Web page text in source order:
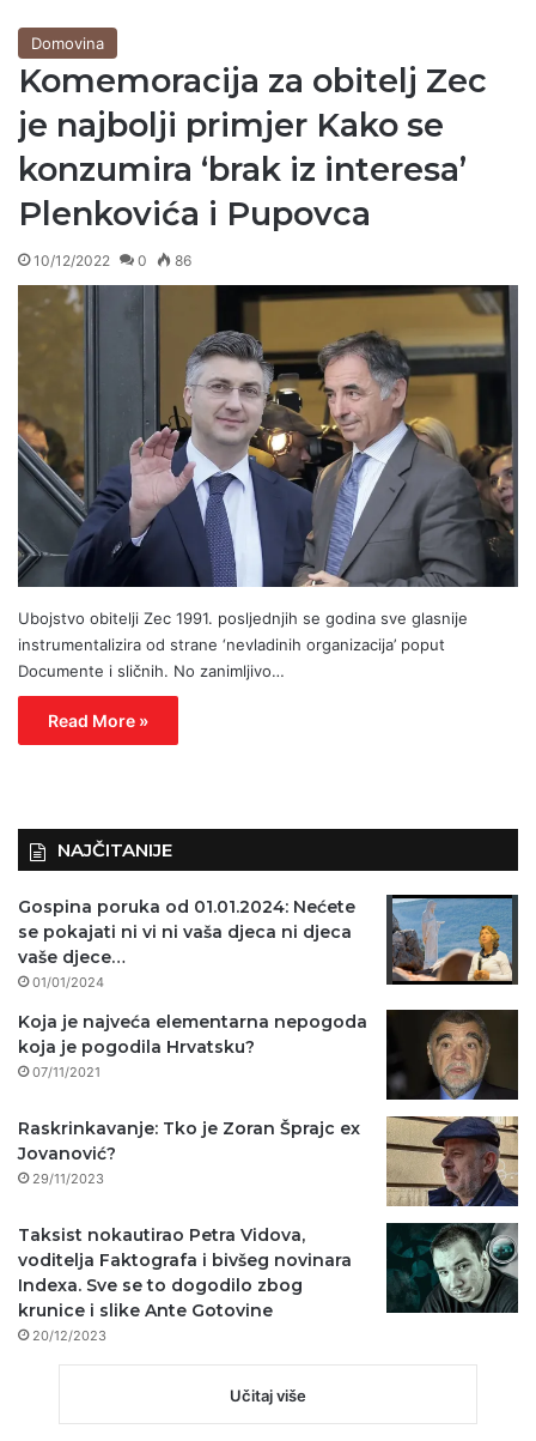
Domovina
Komemoracija za obitelj Zec
je najbolji primjer Kako se
konzumira ‘brak iz interesa’
Plenkovića i Pupovca
10/12/2022 0 86
Ubojstvo obitelji Zec 1991. posljednjih se godina sve glasnije
instrumentalizira od strane ‘nevladinih organizacija’ poput
Documente i sličnih. No zanimljivo…
Read More »
NAJČITANIJE
Gospina poruka od 01.01.2024: Nećete
se pokajati ni vi ni vaša djeca ni djeca
vaše djece…
01/01/2024
Koja je najveća elementarna nepogoda
koja je pogodila Hrvatsku?
07/11/2021
Raskrinkavanje: Tko je Zoran Šprajc ex
Jovanović?
29/11/2023
Taksist nokautirao Petra Vidova,
voditelja Faktografa i bivšeg novinara
Indexa. Sve se to dogodilo zbog
krunice i slike Ante Gotovine
20/12/2023
Učitaj više